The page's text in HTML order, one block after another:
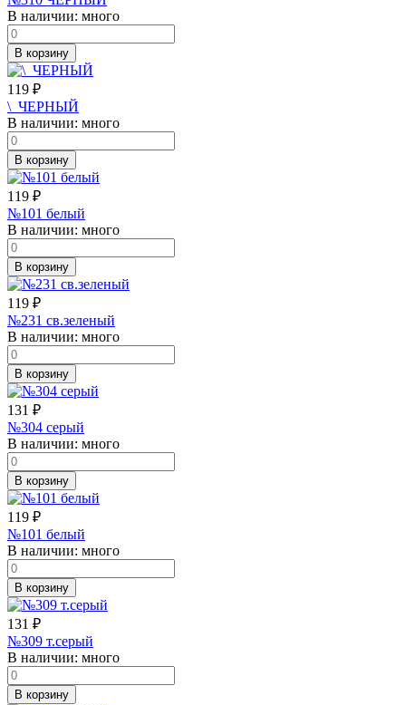
В наличии: много
В корзину
119 ₽
\_ЧЕРНЫЙ
В наличии: много
В корзину
119 ₽
№101 белый
В наличии: много
В корзину
119 ₽
№231 св.зеленый
В наличии: много
В корзину
131 ₽
№304 серый
В наличии: много
В корзину
119 ₽
№101 белый
В наличии: много
В корзину
131 ₽
№309 т.серый
В наличии: много
В корзину